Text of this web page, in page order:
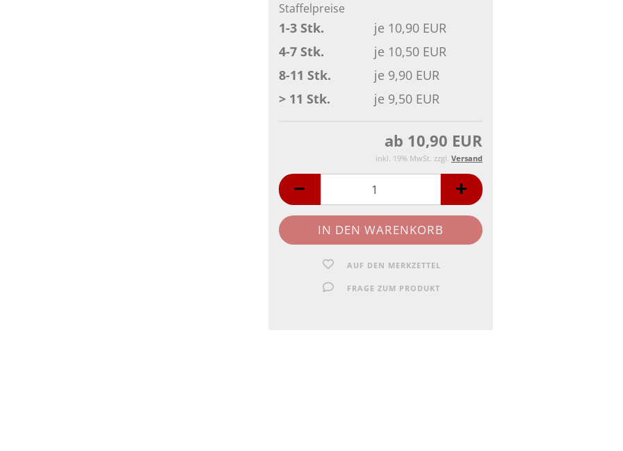
Staffelpreise
1-3 Stk.
je 10,90 EUR
4-7 Stk.
je 10,50 EUR
8-11 Stk.
je 9,90 EUR
> 11 Stk.
je 9,50 EUR
ab 10,90 EUR
inkl. 19% MwSt. zzgl. Versand
AUF DEN MERKZETTEL
FRAGE ZUM PRODUKT